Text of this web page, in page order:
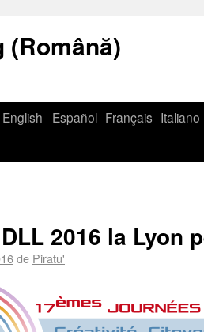
(Română)
English Español Français Italiano
2016 la Lyon
de Piratu'